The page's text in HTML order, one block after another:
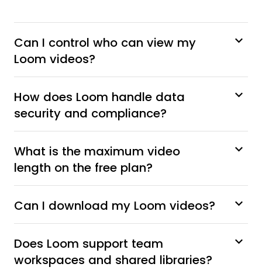
Can I control who can view my
Loom videos?
How does Loom handle data
security and compliance?
What is the maximum video
length on the free plan?
Can I download my Loom videos?
Does Loom support team
workspaces and shared libraries?